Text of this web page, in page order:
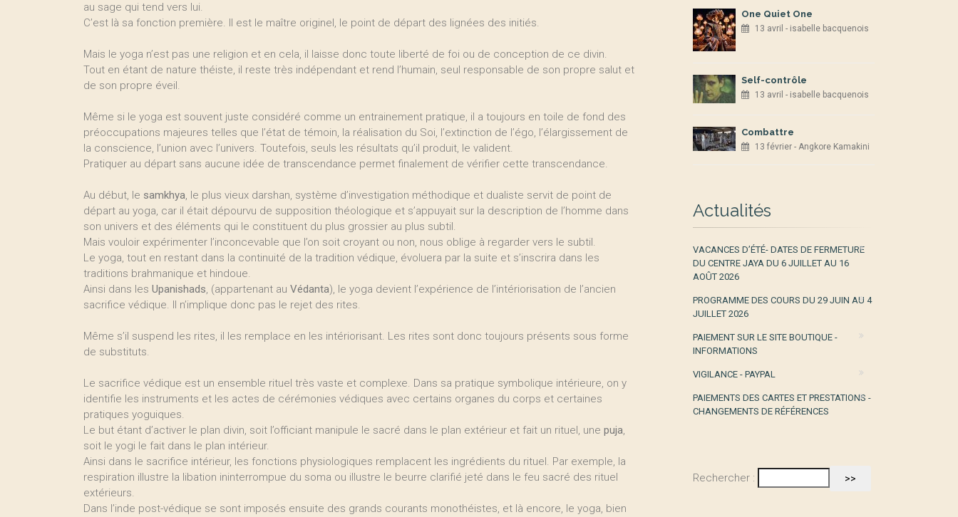
au sage qui tend vers lui.
C’est là sa fonction première. Il est le maître originel, le point de départ des lignées des initiés.
Mais le yoga n’est pas une religion et en cela, il laisse donc toute liberté de foi ou de conception de ce divin.
Tout en étant de nature théiste, il reste très indépendant et rend l’humain, seul responsable de son propre salut et
de son propre éveil.
Même si le yoga est souvent juste considéré comme un entrainement pratique, il a toujours en toile de fond des
préoccupations majeures telles que l’état de témoin, la réalisation du Soi, l’extinction de l’égo, l’élargissement de
la conscience, l’union avec l’univers. Toutefois, seuls les résultats qu’il produit, le valident.
Pratiquer au départ sans aucune idée de transcendance permet finalement de vérifier cette transcendance.
Au début, le samkhya, le plus vieux darshan, système d’investigation méthodique et dualiste servit de point de
départ au yoga, car il était dépourvu de supposition théologique et s’appuyait sur la description de l’homme dans
son univers et des éléments qui le constituent du plus grossier au plus subtil.
Mais vouloir expérimenter l’inconcevable que l’on soit croyant ou non, nous oblige à regarder vers le subtil.
Le yoga, tout en restant dans la continuité de la tradition védique, évoluera par la suite et s’inscrira dans les
traditions brahmanique et hindoue.
Ainsi dans les Upanishads, (appartenant au Védanta), le yoga devient l’expérience de l’intériorisation de l’ancien
sacrifice védique. Il n’implique donc pas le rejet des rites.
Même s’il suspend les rites, il les remplace en les intériorisant. Les rites sont donc toujours présents sous forme
de substituts.
Le sacrifice védique est un ensemble rituel très vaste et complexe. Dans sa pratique symbolique intérieure, on y
identifie les instruments et les actes de cérémonies védiques avec certains organes du corps et certaines
pratiques yoguiques.
Le but étant d’activer le plan divin, soit l’officiant manipule le sacré dans le plan extérieur et fait un rituel, une puja,
soit le yogi le fait dans le plan intérieur.
Ainsi dans le sacrifice intérieur, les fonctions physiologiques remplacent les ingrédients du rituel. Par exemple, la
respiration illustre la libation ininterrompue du soma ou illustre le beurre clarifié jeté dans le feu sacré des rituel
extérieurs.
Dans l’inde post-védique se sont imposés ensuite des grands courants monothéistes, et là encore, le yoga, bien
One Quiet One
13 avril - isabelle bacquenois
Self-contrôle
13 avril - isabelle bacquenois
Combattre
13 février - Angkore Kamakini
Actualités
VACANCES D’ÉTÉ- DATES DE FERMETURE
DU CENTRE JAYA DU 6 JUILLET AU 16
AOÛT 2026
PROGRAMME DES COURS DU 29 JUIN AU 4
JUILLET 2026
PAIEMENT SUR LE SITE BOUTIQUE -
INFORMATIONS
VIGILANCE - PAYPAL
PAIEMENTS DES CARTES ET PRESTATIONS -
CHANGEMENTS DE RÉFÉRENCES
Rechercher :